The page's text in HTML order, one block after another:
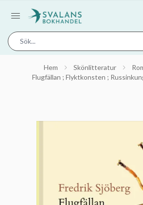
Hem Skönlitteratur
Flugfällan ; Flyktkonsten ;